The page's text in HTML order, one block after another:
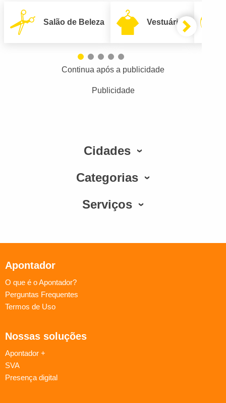
Salão de Beleza Vestuário
Continua após a publicidade
Publicidade
Cidades
Categorias
Serviços
Apontador
O que é o Apontador?
Perguntas Frequentes
Termos de Uso
Nossas soluções
Apontador +
SVA
Presença digital